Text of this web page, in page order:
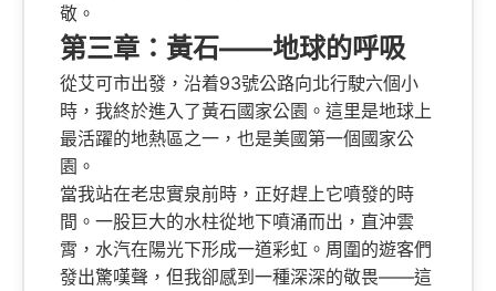
敬。
第三章：黃石——地球的呼吸
從艾可市出發，沿着93號公路向北行駛六個小
時，我終於進入了黃石國家公園。這里是地球上
最活躍的地熱區之一，也是美國第一個國家公
園。
當我站在老忠實泉前時，正好趕上它噴發的時
間。一股巨大的水柱從地下噴涌而出，直沖雲
霄，水汽在陽光下形成一道彩虹。周圍的遊客們
發出驚嘆聲，但我卻感到一種深深的敬畏——這